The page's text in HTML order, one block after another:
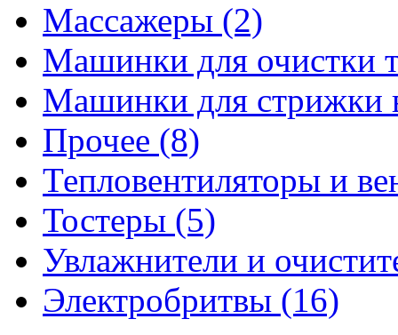
Массажеры (2)
Машинки для очистки
Машинки для стрижки
Прочее (8)
Тепловентиляторы и
Тостеры (5)
Увлажнители и
Электробритвы (16)